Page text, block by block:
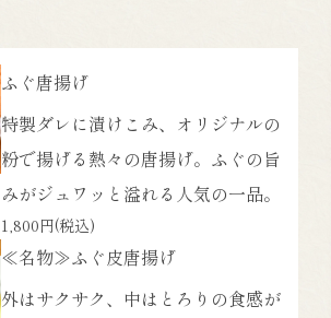
ふぐ唐揚げ
特製ダレに漬けこみ、オリジナルの
粉で揚げる熱々の唐揚げ。ふぐの旨
みがジュワッと溢れる人気の一品。
1,800円(税込)
≪名物≫ふぐ皮唐揚げ
外はサクサク、中はとろりの食感が